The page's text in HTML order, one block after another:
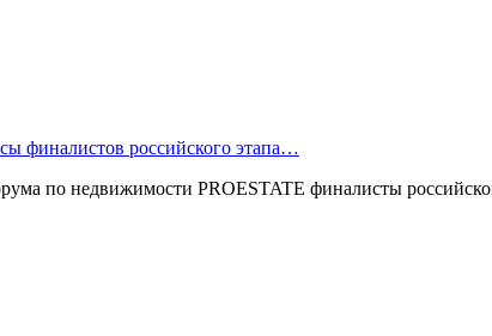
финалистов российского этапа…
по недвижимости PROESTATE финалисты